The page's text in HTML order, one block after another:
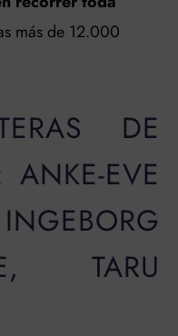
más de 12.000
DE
EVE
TARU